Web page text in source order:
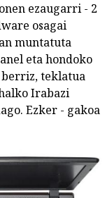
ezaugarri - 2
osagai
muntatuta
eta hondoko
teklatua
Irabazi
Ezker - gakoa